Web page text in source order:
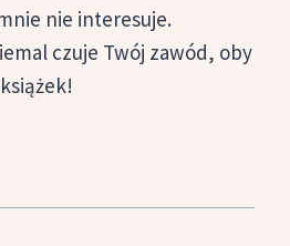
nie interesuje.
czuje Twój zawód, oby